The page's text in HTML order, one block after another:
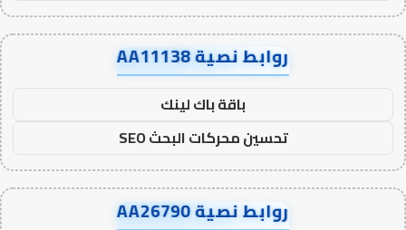
روابط نصية AA11138
باقة باك لينك
تحسين محركات البحث SEO
روابط نصية AA26790